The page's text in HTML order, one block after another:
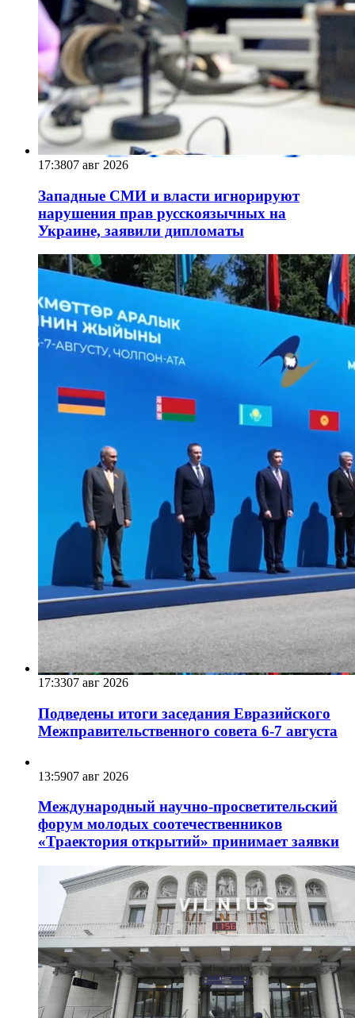
17:3807 авг 2026
Западные СМИ и власти игнорируют
нарушения прав русскоязычных на
Украине, заявили дипломаты
17:3307 авг 2026
Подведены итоги заседания Евразийского
Межправительственного совета 6-7 августа
13:5907 авг 2026
Международный научно-просветительский
форум молодых соотечественников
«Траектория открытий» принимает заявки